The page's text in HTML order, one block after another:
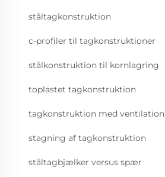
ståltagkonstruktion
c-profiler til tagkonstruktioner
stålkonstruktion til kornlagring
toplastet tagkonstruktion
tagkonstruktion med ventilation
stagning af tagkonstruktion
ståltagbjælker versus spær